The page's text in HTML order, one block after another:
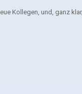
Kollegen, und, ganz